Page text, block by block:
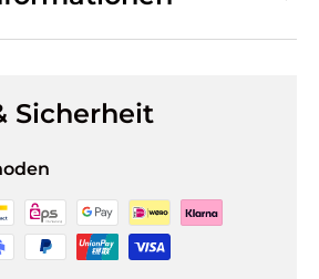
Sicherheit